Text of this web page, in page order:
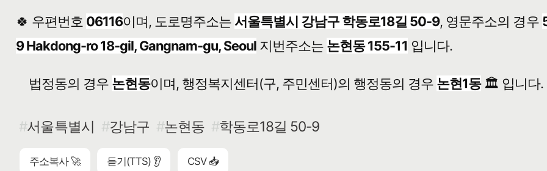
🍀 우편번호 06116이며, 도로명주소는 서울특별시 강남구 학동로18길 50-9, 영문주소의 경우
9 Hakdong-ro 18-gil, Gangnam-gu, Seoul 지번주소는 논현동 155-11 입니다.
법정동의 경우 논현동이며, 행정복지센터(구, 주민센터)의 행정동의 경우 논현1동🏛️ 입니다.
서울특별시 강남구 논현동 학동로18길 50-9
주소복사 🚀 듣기(TTS) 👂 CSV 📥